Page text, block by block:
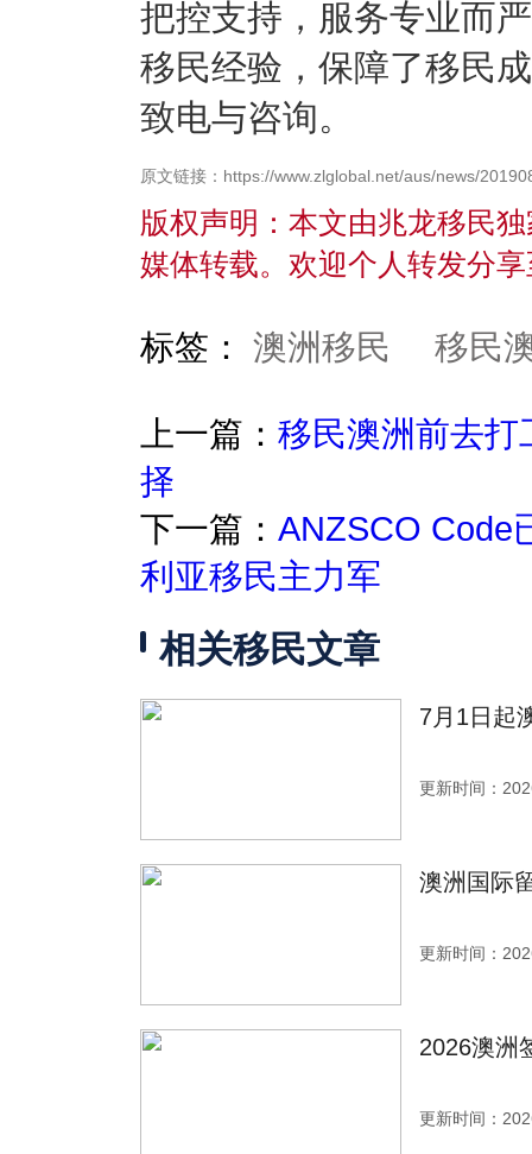
把控支持，服务专业而
移民经验，保障了移民
致电与咨询。
原文链接：https://www.zlglobal.net/aus/news/
版权声明：本文由兆龙移民
媒体转载。欢迎个人转发分
标签： 澳洲移民 移民
上一篇： 移民澳洲前去打
择
下一篇： ANZSCO Code
利亚移民主力军
相关移民文章
7月1日起
更新时间：
澳洲国际
更新时间：
2026澳洲
更新时间：